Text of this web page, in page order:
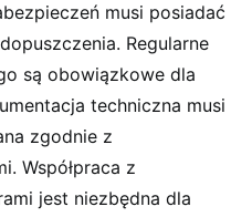
musi posiadać
Regularne
są obowiązkowe dla
techniczna musi
zgodnie z
Współpraca z
jest niezbędna dla